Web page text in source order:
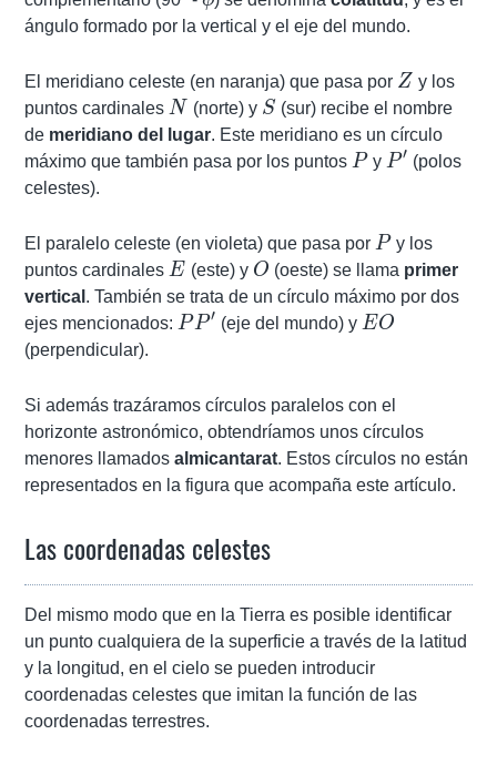
ángulo formado por la vertical y el eje del mundo.
El meridiano celeste (en naranja) que pasa por Z
Z y los
puntos cardinales N
N (norte) y S
S (sur) recibe el nombre
de meridiano del lugar. Este meridiano es un círculo
máximo que también pasa por los puntos P
P y P'
P′ (polos
celestes).
El paralelo celeste (en violeta) que pasa por P
P y los
puntos cardinales E
E (este) y O
O (oeste) se llama primer
vertical . También se trata de un círculo máximo por dos
ejes mencionados: PP'
P P′ (eje del mundo) y EO
EO
(perpendicular).
Si además trazáramos círculos paralelos con el
horizonte astronómico, obtendríamos unos círculos
menores llamadosalmicantarat. Estos círculos no están
representados en la figura que acompaña este artículo.
Las coordenadas celestes
Del mismo modo que en la Tierra es posible identificar
un punto cualquiera de la superficie a través de la latitud
y la longitud, en el cielo se pueden introducir
coordenadas celestes que imitan la función de las
coordenadas terrestres.